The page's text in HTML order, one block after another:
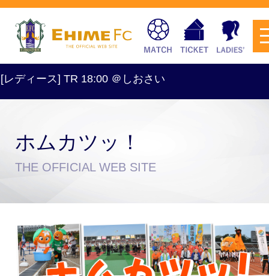
試合日程・結果 アクセス
チケットを購入
＠しおさい
ホムカツッ！
THE OFFICIAL WEB SITE